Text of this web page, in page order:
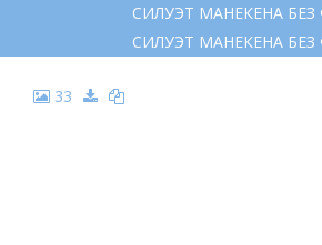
СИЛУЭТ МАНЕКЕНА
СИЛУЭТ МАНЕКЕНА
33